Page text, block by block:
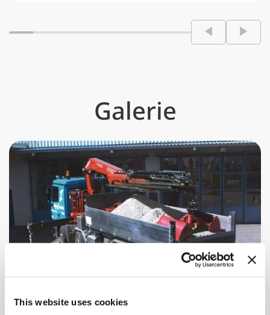
This website uses cookies
Galerie